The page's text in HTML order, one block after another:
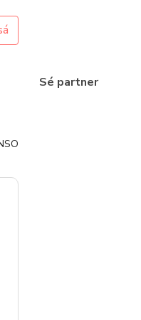
Sé partner